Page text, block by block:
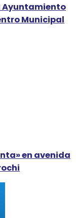
Ayuntamiento
Municipal
en avenida